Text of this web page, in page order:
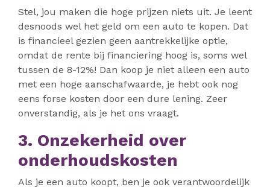
Stel, jou maken die hoge prijzen niets uit. Je leent
desnoods wel het geld om een auto te kopen. Dat
is financieel gezien geen aantrekkelijke optie,
omdat de rente bij financiering hoog is, soms wel
tussen de 8-12%! Dan koop je niet alleen een auto
met een hoge aanschafwaarde, je hebt ook nog
eens forse kosten door een dure lening. Zeer
onverstandig, als je het ons vraagt.
3. Onzekerheid over
onderhoudskosten
Als je een auto koopt, ben je ook verantwoordelijk